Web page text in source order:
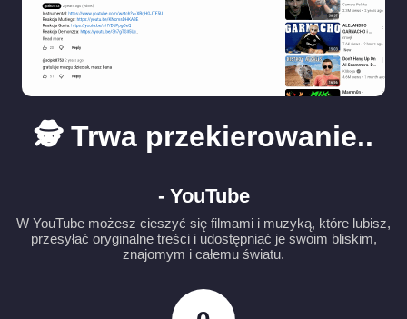
🕵️ Trwa przekierowanie..
- YouTube
W YouTube możesz cieszyć się filmami i muzyką, które lubisz,
przesyłać oryginalne treści i udostępniać je swoim bliskim,
znajomym i całemu światu.